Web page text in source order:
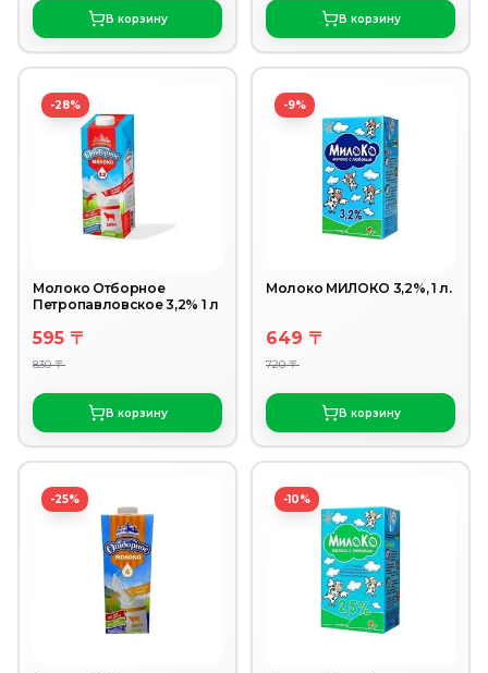
В корзину В корзину
-28%
Молоко Отборное
Петропавловское 3,2% 1 л
595 〒
830 〒
В корзину
-9%
Молоко МИЛОКО 3,2%, 1 л.
649 〒
720 〒
В корзину
-25% -10%